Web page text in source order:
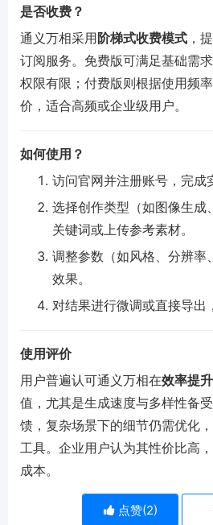
是否收费？
通义万相采用阶梯式收费模式 ，
订阅服务。免费版可满足基础需
权限有限；付费版则根据使用频
价，适合高频或企业级用户。
如何使用？
访问官网并注册账号，完成
选择创作类型（如图像生成
关键词或上传参考素材。
调整参数（如风格、分辨率
效果。
对结果进行微调或直接导出
使用评价
用户普遍认可通义万相在效率提升
值，尤其是生成速度与多样性备
馈，复杂场景下的细节仍需优化
工具。企业用户认为其性价比高
成本。
点赞(2)